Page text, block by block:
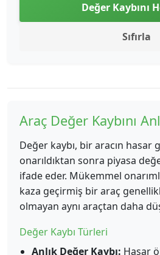
Değer Kaybını
Sıfırla
Araç Değer Kaybını
Değer kaybı, bir aracın hasar
onarıldıktan sonra piyasa
ifade eder. Mükemmel
kaza geçirmiş bir araç
olmayan aynı araçtan daha
Değer Kaybı Türleri
Anlık Değer Kaybı: Hasar